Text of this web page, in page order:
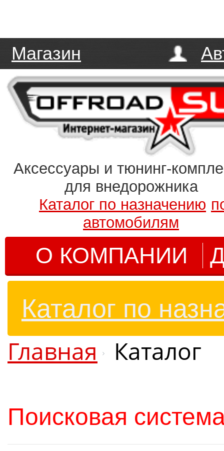
Магазин
Аксессуары и тюнинг-
для внедорожника
Каталог по назначению
автомобилям
О КОМПАНИИ
Каталог по
Главная Каталог
Поисковая